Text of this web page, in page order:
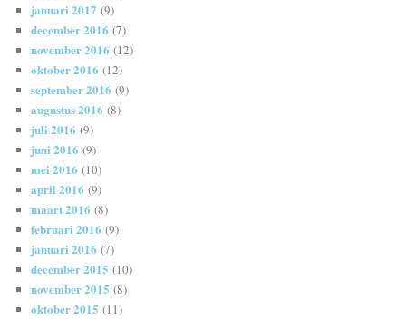
januari 2017 (9)
december 2016 (7)
november 2016 (12)
oktober 2016 (12)
september 2016 (9)
augustus 2016 (8)
juli 2016 (9)
juni 2016 (9)
mei 2016 (10)
april 2016 (9)
maart 2016 (8)
februari 2016 (9)
januari 2016 (7)
december 2015 (10)
november 2015 (8)
oktober 2015 (11)